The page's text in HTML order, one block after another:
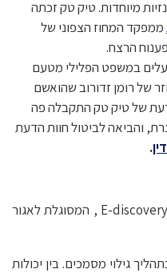
מיוחדות. טיק טק זכתה
ממפקד המחוז הצפוני של
הרצח.
במשפט הפלילי מטעם
של רומן זדורוב שהואשם
של טיק טק התקבלה פה
והביאה לביטול חוות הדעת
.
לטיק טק מציעה ללקוחותיה מערכת E-discovery , המסוגלת לאגור
גילוי מסמכים. בין יכולות